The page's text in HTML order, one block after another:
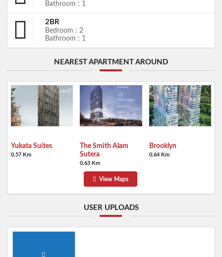
Bathroom : 1
2BR
Bedroom : 2
Bathroom : 1
NEAREST APARTMENT AROUND
Yukata Suites
0.57 Km
The Smith Alam
Sutera
0.63 Km
Brooklyn
0.64 Km
View Maps
USER UPLOADS